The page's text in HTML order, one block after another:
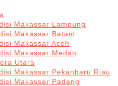
Makassar Lampung
Makassar Batam
Makassar Aceh
Makassar Medan
Utara
Makassar Pekanbaru Riau
Makassar Padang